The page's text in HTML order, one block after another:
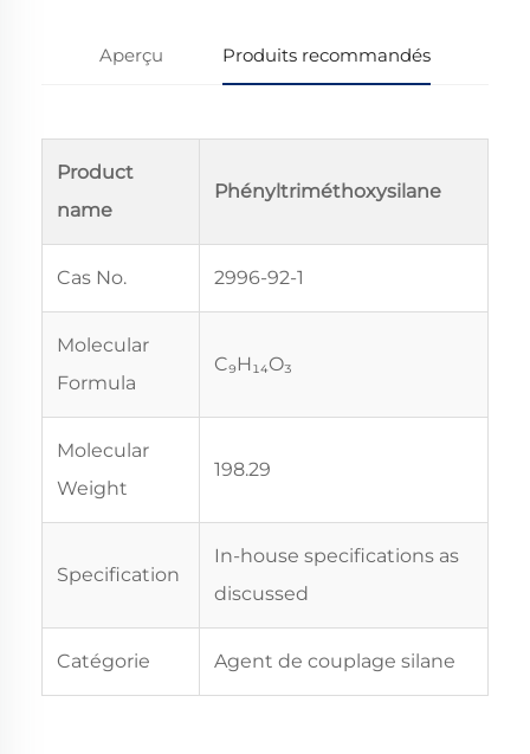
Aperçu Produits recommandés
Product
name
Phényltriméthoxysilane
Cas No. 2996-92-1
Molecular
Formula
C₉H₁₄O₃
Molecular
Weight
198.29
Specification
In-house specifications as
discussed
Catégorie Agent de couplage silane